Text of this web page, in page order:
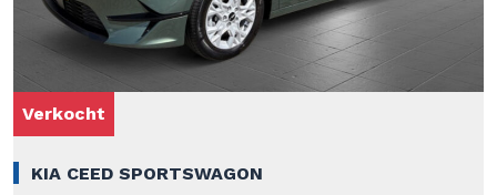
Verkocht
KIA CEED SPORTSWAGON